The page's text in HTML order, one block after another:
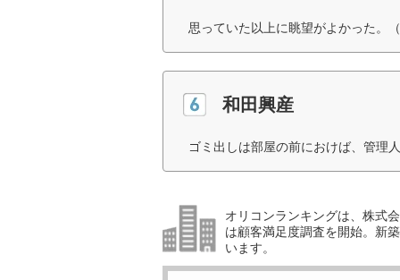
思っていた以上に眺望がよかった。
和田興産
ゴミ出しは部屋の前におけば、管理
オリコンランキングは、株式
は顧客満足度調査を開始。新
います。